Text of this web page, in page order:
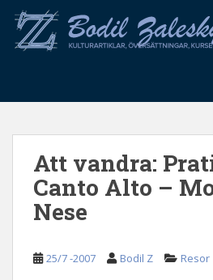
o
Att vandra:
Canto Alto –
Nese
25/7 -2007 Bodil Z Resor